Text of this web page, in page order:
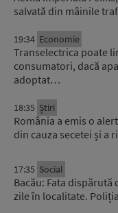
salvată din mâinile
19:34 Economie
Transelectrica poate
consumatori, dacă
adoptat…
18:35 Știri
România a emis o
din cauza secetei și a
17:35 Social
Bacău: Fata dispărută
zile în localitate.